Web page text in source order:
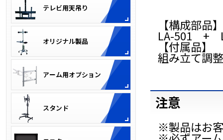
【構成部品】
LA-501 +
【付属品】
組み立て調
注意
※製品はお